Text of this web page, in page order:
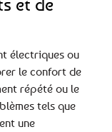
et de
électriques ou
le confort de
répété ou le
tels que
une